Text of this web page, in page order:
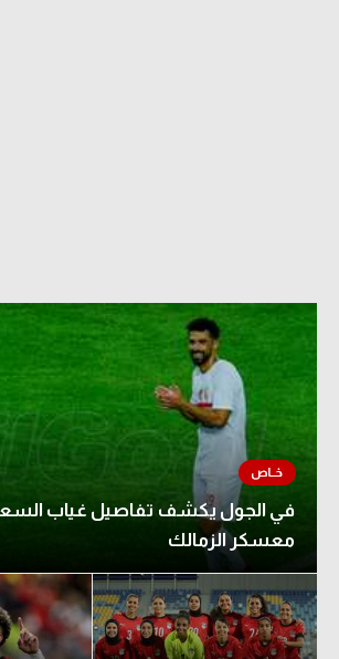
في الجول يكشف تفاصيل غياب
معسكر الزمالك